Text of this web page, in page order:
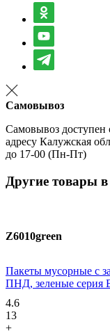
Самовывоз
Самовывоз доступен
адресу Калужская
до 17-00 (Пн-Пт)
Другие товары
Z6010green
Пакеты мусорные с
ПНД, зеленые
4.6
13
+